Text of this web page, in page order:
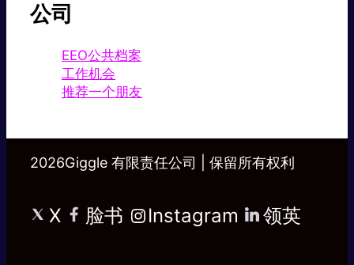
公司
EEO公共档案
工作机会
推荐一个朋友
2026Giggle 有限责任公司 | 保留所有权利
X 脸书 Instagram 领英